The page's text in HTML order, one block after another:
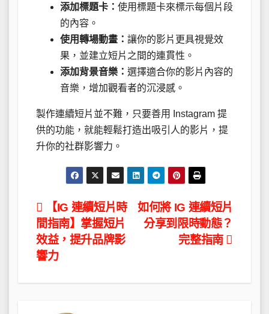
添加標題卡： 使用標題卡來標示每個片段
的內容。
使用轉場動畫： 讓你的影片更具視覺效
果，並建立短片之間的連貫性。
添加背景音樂： 選擇適合你的影片內容的
音樂，增加觀看者的沉浸感。
製作連續短片並不難，只要善用 Instagram 提
供的功能，就能輕鬆打造出吸引人的影片，提
升你的社群影響力。
文
章
導
覽
如何將 IG 連續短片
分享到限時動態？
完整指南
【IG 連續短片時
間指南】掌握短片
效益，提升品牌影
響力